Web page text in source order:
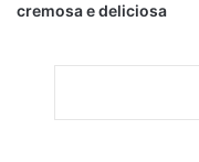
cremosa e deliciosa